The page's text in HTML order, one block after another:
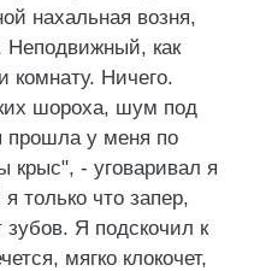
нахальная возня,
Неподвижный, как
комнату. Ничего.
шороха, шум под
прошла у меня по
крыс", - уговаривал я
только что запер,
зубов. Я подскочил к
мягко клокочет,